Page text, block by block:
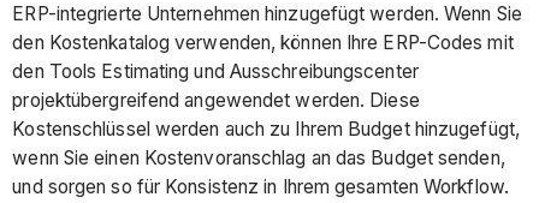
ERP-integrierte Unternehmen hinzugefügt werden. Wenn Sie
den Kostenkatalog verwenden, können Ihre ERP-Codes mit
den Tools Estimating und Ausschreibungscenter
projektübergreifend angewendet werden. Diese
Kostenschlüssel werden auch zu Ihrem Budget hinzugefügt,
wenn Sie einen Kostenvoranschlag an das Budget senden,
und sorgen so für Konsistenz in Ihrem gesamten Workflow.